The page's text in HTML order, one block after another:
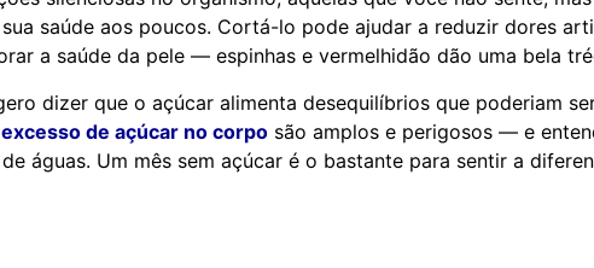
saúde aos poucos. Cortá-lo pode ajudar a reduzir dores
a saúde da pele — espinhas e vermelhidão dão uma bela
dizer que o açúcar alimenta desequilíbrios que poderiam
de açúcar no corpo são amplos e perigosos — e
águas. Um mês sem açúcar é o bastante para sentir a